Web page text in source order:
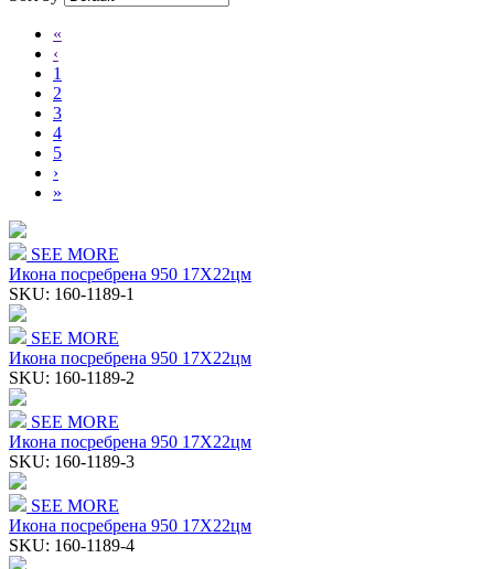
«
‹
1
2
3
4
5
›
»
SEE MORE
Икона посребрена 950 17Χ22цм
SKU: 160-1189-1
SEE MORE
Икона посребрена 950 17Χ22цм
SKU: 160-1189-2
SEE MORE
Икона посребрена 950 17Χ22цм
SKU: 160-1189-3
SEE MORE
Икона посребрена 950 17Χ22цм
SKU: 160-1189-4